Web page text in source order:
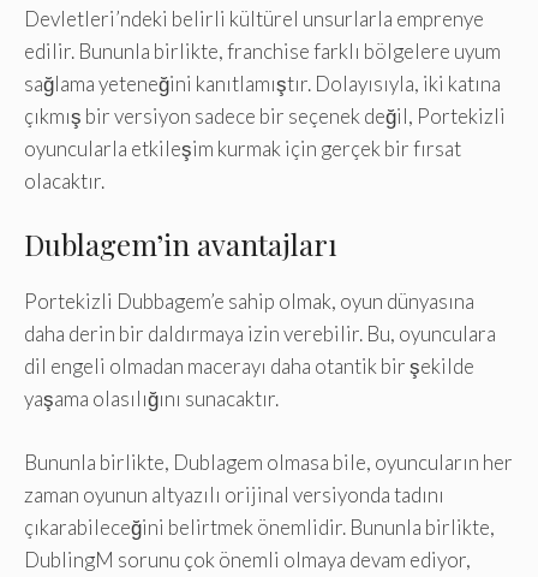
Devletleri’ndeki belirli kültürel unsurlarla emprenye
edilir. Bununla birlikte, franchise farklı bölgelere uyum
sağlama yeteneğini kanıtlamıştır. Dolayısıyla, iki katına
çıkmış bir versiyon sadece bir seçenek değil, Portekizli
oyuncularla etkileşim kurmak için gerçek bir fırsat
olacaktır.
Dublagem’in avantajları
Portekizli Dubbagem’e sahip olmak, oyun dünyasına
daha derin bir daldırmaya izin verebilir. Bu, oyunculara
dil engeli olmadan macerayı daha otantik bir şekilde
yaşama olasılığını sunacaktır.
Bununla birlikte, Dublagem olmasa bile, oyuncuların her
zaman oyunun altyazılı orijinal versiyonda tadını
çıkarabileceğini belirtmek önemlidir. Bununla birlikte,
DublingM sorunu çok önemli olmaya devam ediyor,